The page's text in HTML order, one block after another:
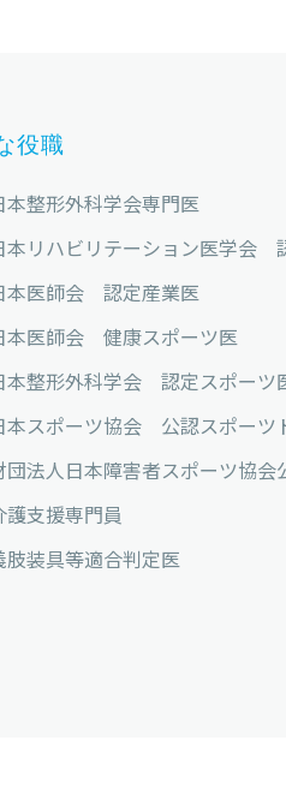
役職
本整形外科学会専門医
本リハビリテーション医学会
本医師会 認定産業医
本医師会 健康スポーツ医
本整形外科学会 認定スポーツ
本スポーツ協会 公認スポーツ
団法人日本障害者スポーツ協
護支援専門員
肢装具等適合判定医